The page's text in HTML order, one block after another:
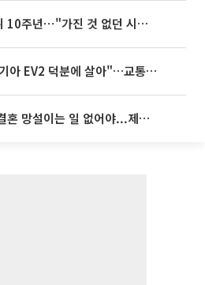
임영웅, 어느덧 데뷔 10주년⋯"가진 것 없던 시절, 내 앞엔 20명의 팬뿐"
'굿 윌 헌팅' 배우 "기아 EV2 덕분에 살아"…교통사고 후 안전성 극찬
李대통령 “청년이 결혼 망설이는 일 없어야...제도상 불이익 조사”